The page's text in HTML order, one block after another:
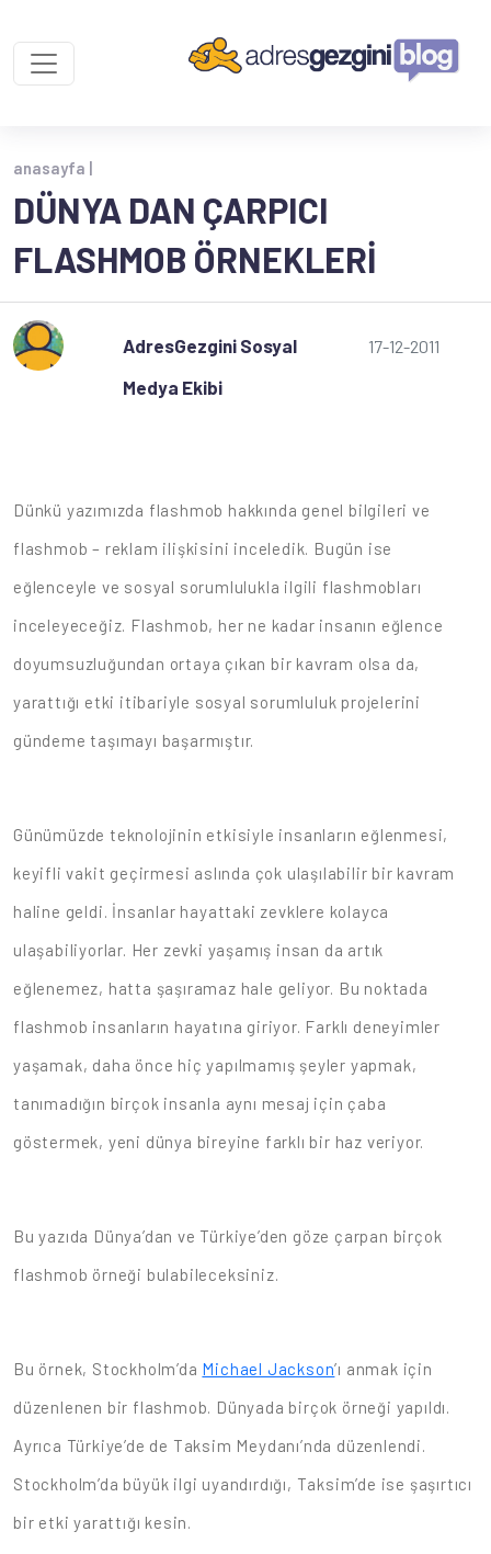
anasayfa |
DÜNYA DAN ÇARPICI
FLASHMOB ÖRNEKLERI
AdresGezgini Sosyal
Medya Ekibi
17-12-2011
Dünkü yazımızda flashmob hakkında genel bilgileri ve
flashmob – reklam ilişkisini inceledik. Bugün ise
eğlenceyle ve sosyal sorumlulukla ilgili flashmobları
inceleyeceğiz. Flashmob, her ne kadar insanın eğlence
doyumsuzluğundan ortaya çıkan bir kavram olsa da,
yarattığı etki itibariyle sosyal sorumluluk projelerini
gündeme taşımayı başarmıştır.
Günümüzde teknolojinin etkisiyle insanların eğlenmesi,
keyifli vakit geçirmesi aslında çok ulaşılabilir bir kavram
haline geldi. İnsanlar hayattaki zevklere kolayca
ulaşabiliyorlar. Her zevki yaşamış insan da artık
eğlenemez, hatta şaşıramaz hale geliyor. Bu noktada
flashmob insanların hayatına giriyor. Farklı deneyimler
yaşamak, daha önce hiç yapılmamış şeyler yapmak,
tanımadığın birçok insanla aynı mesaj için çaba
göstermek, yeni dünya bireyine farklı bir haz veriyor.
Bu yazıda Dünya’dan ve Türkiye’den göze çarpan birçok
flashmob örneği bulabileceksiniz.
Bu örnek, Stockholm’da Michael Jackson’ı anmak için
düzenlenen bir flashmob. Dünyada birçok örneği yapıldı.
Ayrıca Türkiye’de de Taksim Meydanı’nda düzenlendi.
Stockholm’da büyük ilgi uyandırdığı, Taksim’de ise şaşırtıcı
bir etki yarattığı kesin.